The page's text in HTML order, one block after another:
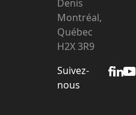
Denis
Montréal,
Québec
H2X 3R9
Suivez-
nous